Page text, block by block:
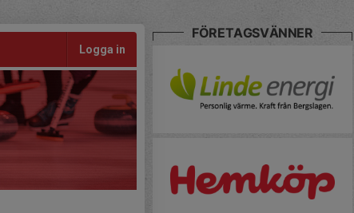
Logga in
FÖRETAGSVÄNNER